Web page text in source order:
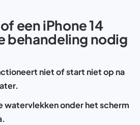
een iPhone 14
behandeling nodig
niet of start niet op na
watervlekken onder het scherm